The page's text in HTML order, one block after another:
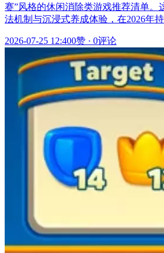
赛”风格的休闲消除类游戏推荐清单。
法机制与沉浸式养成体验，在2026年
2026-07-25 12:400赞 · 0评论